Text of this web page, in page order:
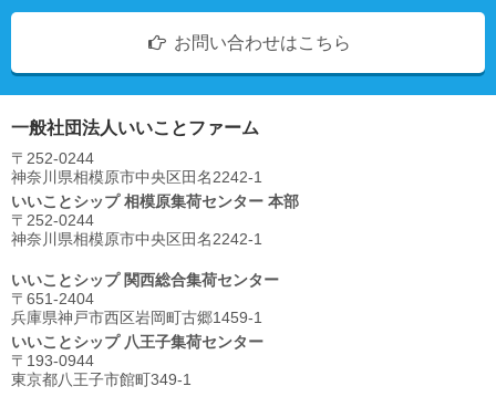
お問い合わせはこちら
一般社団法人いいことファーム
〒252-0244
神奈川県相模原市中央区⽥名2242-1
いいことシップ 相模原集荷センター 本部
〒252-0244
神奈川県相模原市中央区⽥名2242-1
いいことシップ 関西総合集荷センター
〒651-2404
兵庫県神戸市西区岩岡町古郷1459-1
いいことシップ 八王子集荷センター
〒193-0944
東京都八王子市館町349-1